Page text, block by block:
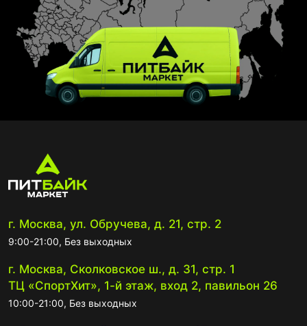
г. Москва, ул. Обручева, д. 21, стр. 2
9:00-21:00, Без выходных
г. Москва, Сколковское ш., д. 31, стр. 1
ТЦ «СпортХит», 1-й этаж, вход 2, павильон 26
10:00-21:00, Без выходных